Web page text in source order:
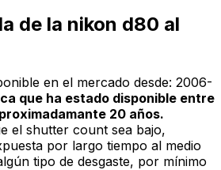
de la nikon d80 al
en el mercado desde: 2006-
que ha estado disponible entre
20 años.
el shutter count sea bajo,
por largo tiempo al medio
tipo de desgaste, por mínimo